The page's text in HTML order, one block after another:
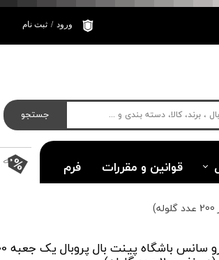
جستجو
ورود / ثبت نام
حساب کاربری من
خروج از حساب
قوانین و مقررات فرم